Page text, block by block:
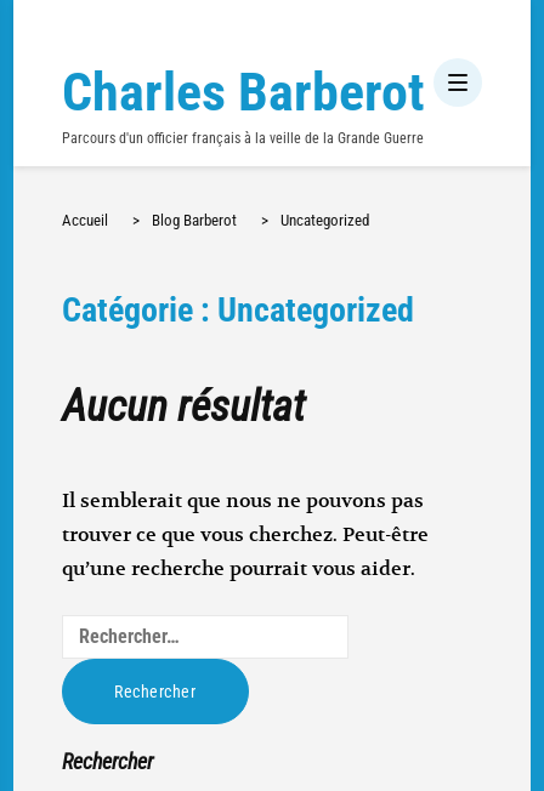
Charles Barberot
Parcours d'un officier français à la veille de la Grande Guerre
Accueil > Blog Barberot > Uncategorized
Catégorie : Uncategorized
Aucun résultat
Il semblerait que nous ne pouvons pas
trouver ce que vous cherchez. Peut-être
qu’une recherche pourrait vous aider.
Rechercher :
Rechercher